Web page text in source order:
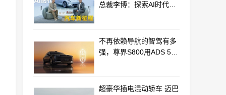
总裁李博：探索AI时代汽
不再依赖导航的智驾有多
强，尊界S800用ADS 5实
超豪华插电混动轿车 迈巴